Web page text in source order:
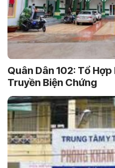
Quân Dân 102: Tổ
Truyền Biện Chứng